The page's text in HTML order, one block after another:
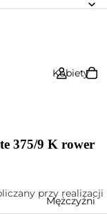
Kobiety
Mężczyźni
375/9 K rower
przy realizacji